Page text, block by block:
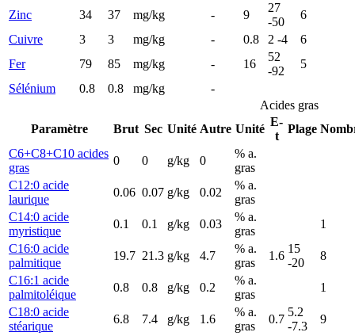
Zinc 34 37 mg/kg - 9
27
-50
6
Cuivre
3 3 mg/kg - 0.8 2 -4
6
Fer
79 85 mg/kg - 16
52
-92
5
Sélénium
0.8 0.8 mg/kg
-
Acides gras
Paramètre
Brut Sec Unité Autre Unité
E-
t
Plage
C6+C8+C10 acides
gras
0 0 g/kg 0
% a.
gras
C12:0 acide
laurique
0.06 0.07 g/kg 0.02
% a.
gras
C14:0 acide
myristique
0.1 0.1 g/kg 0.03
% a.
gras
1
C16:0 acide
palmitique
19.7 21.3 g/kg 4.7
% a.
gras
1.6
15
-20
8
C16:1 acide
palmitoléique
0.8 0.8 g/kg 0.2
% a.
gras
1
C18:0 acide
stéarique
6.8 7.4 g/kg 1.6
% a.
gras
0.7
5.2
-7.3
9